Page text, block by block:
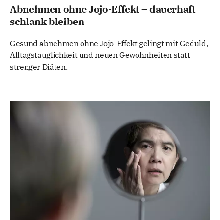
Abnehmen ohne Jojo-Effekt – dauerhaft
schlank bleiben
Gesund abnehmen ohne Jojo-Effekt gelingt mit Geduld,
Alltagstauglichkeit und neuen Gewohnheiten statt
strenger Diäten.